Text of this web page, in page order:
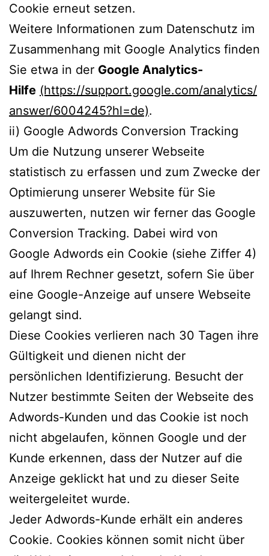
Cookie erneut setzen.
Weitere Informationen zum Datenschutz im
Zusammenhang mit Google Analytics finden
Sie etwa in der Google Analytics-
Hilfe (https://support.google.com/analytics/
answer/6004245?hl=de).
ii) Google Adwords Conversion Tracking
Um die Nutzung unserer Webseite
statistisch zu erfassen und zum Zwecke der
Optimierung unserer Website für Sie
auszuwerten, nutzen wir ferner das Google
Conversion Tracking. Dabei wird von
Google Adwords ein Cookie (siehe Ziffer 4)
auf Ihrem Rechner gesetzt, sofern Sie über
eine Google-Anzeige auf unsere Webseite
gelangt sind.
Diese Cookies verlieren nach 30 Tagen ihre
Gültigkeit und dienen nicht der
persönlichen Identifizierung. Besucht der
Nutzer bestimmte Seiten der Webseite des
Adwords-Kunden und das Cookie ist noch
nicht abgelaufen, können Google und der
Kunde erkennen, dass der Nutzer auf die
Anzeige geklickt hat und zu dieser Seite
weitergeleitet wurde.
Jeder Adwords-Kunde erhält ein anderes
Cookie. Cookies können somit nicht über